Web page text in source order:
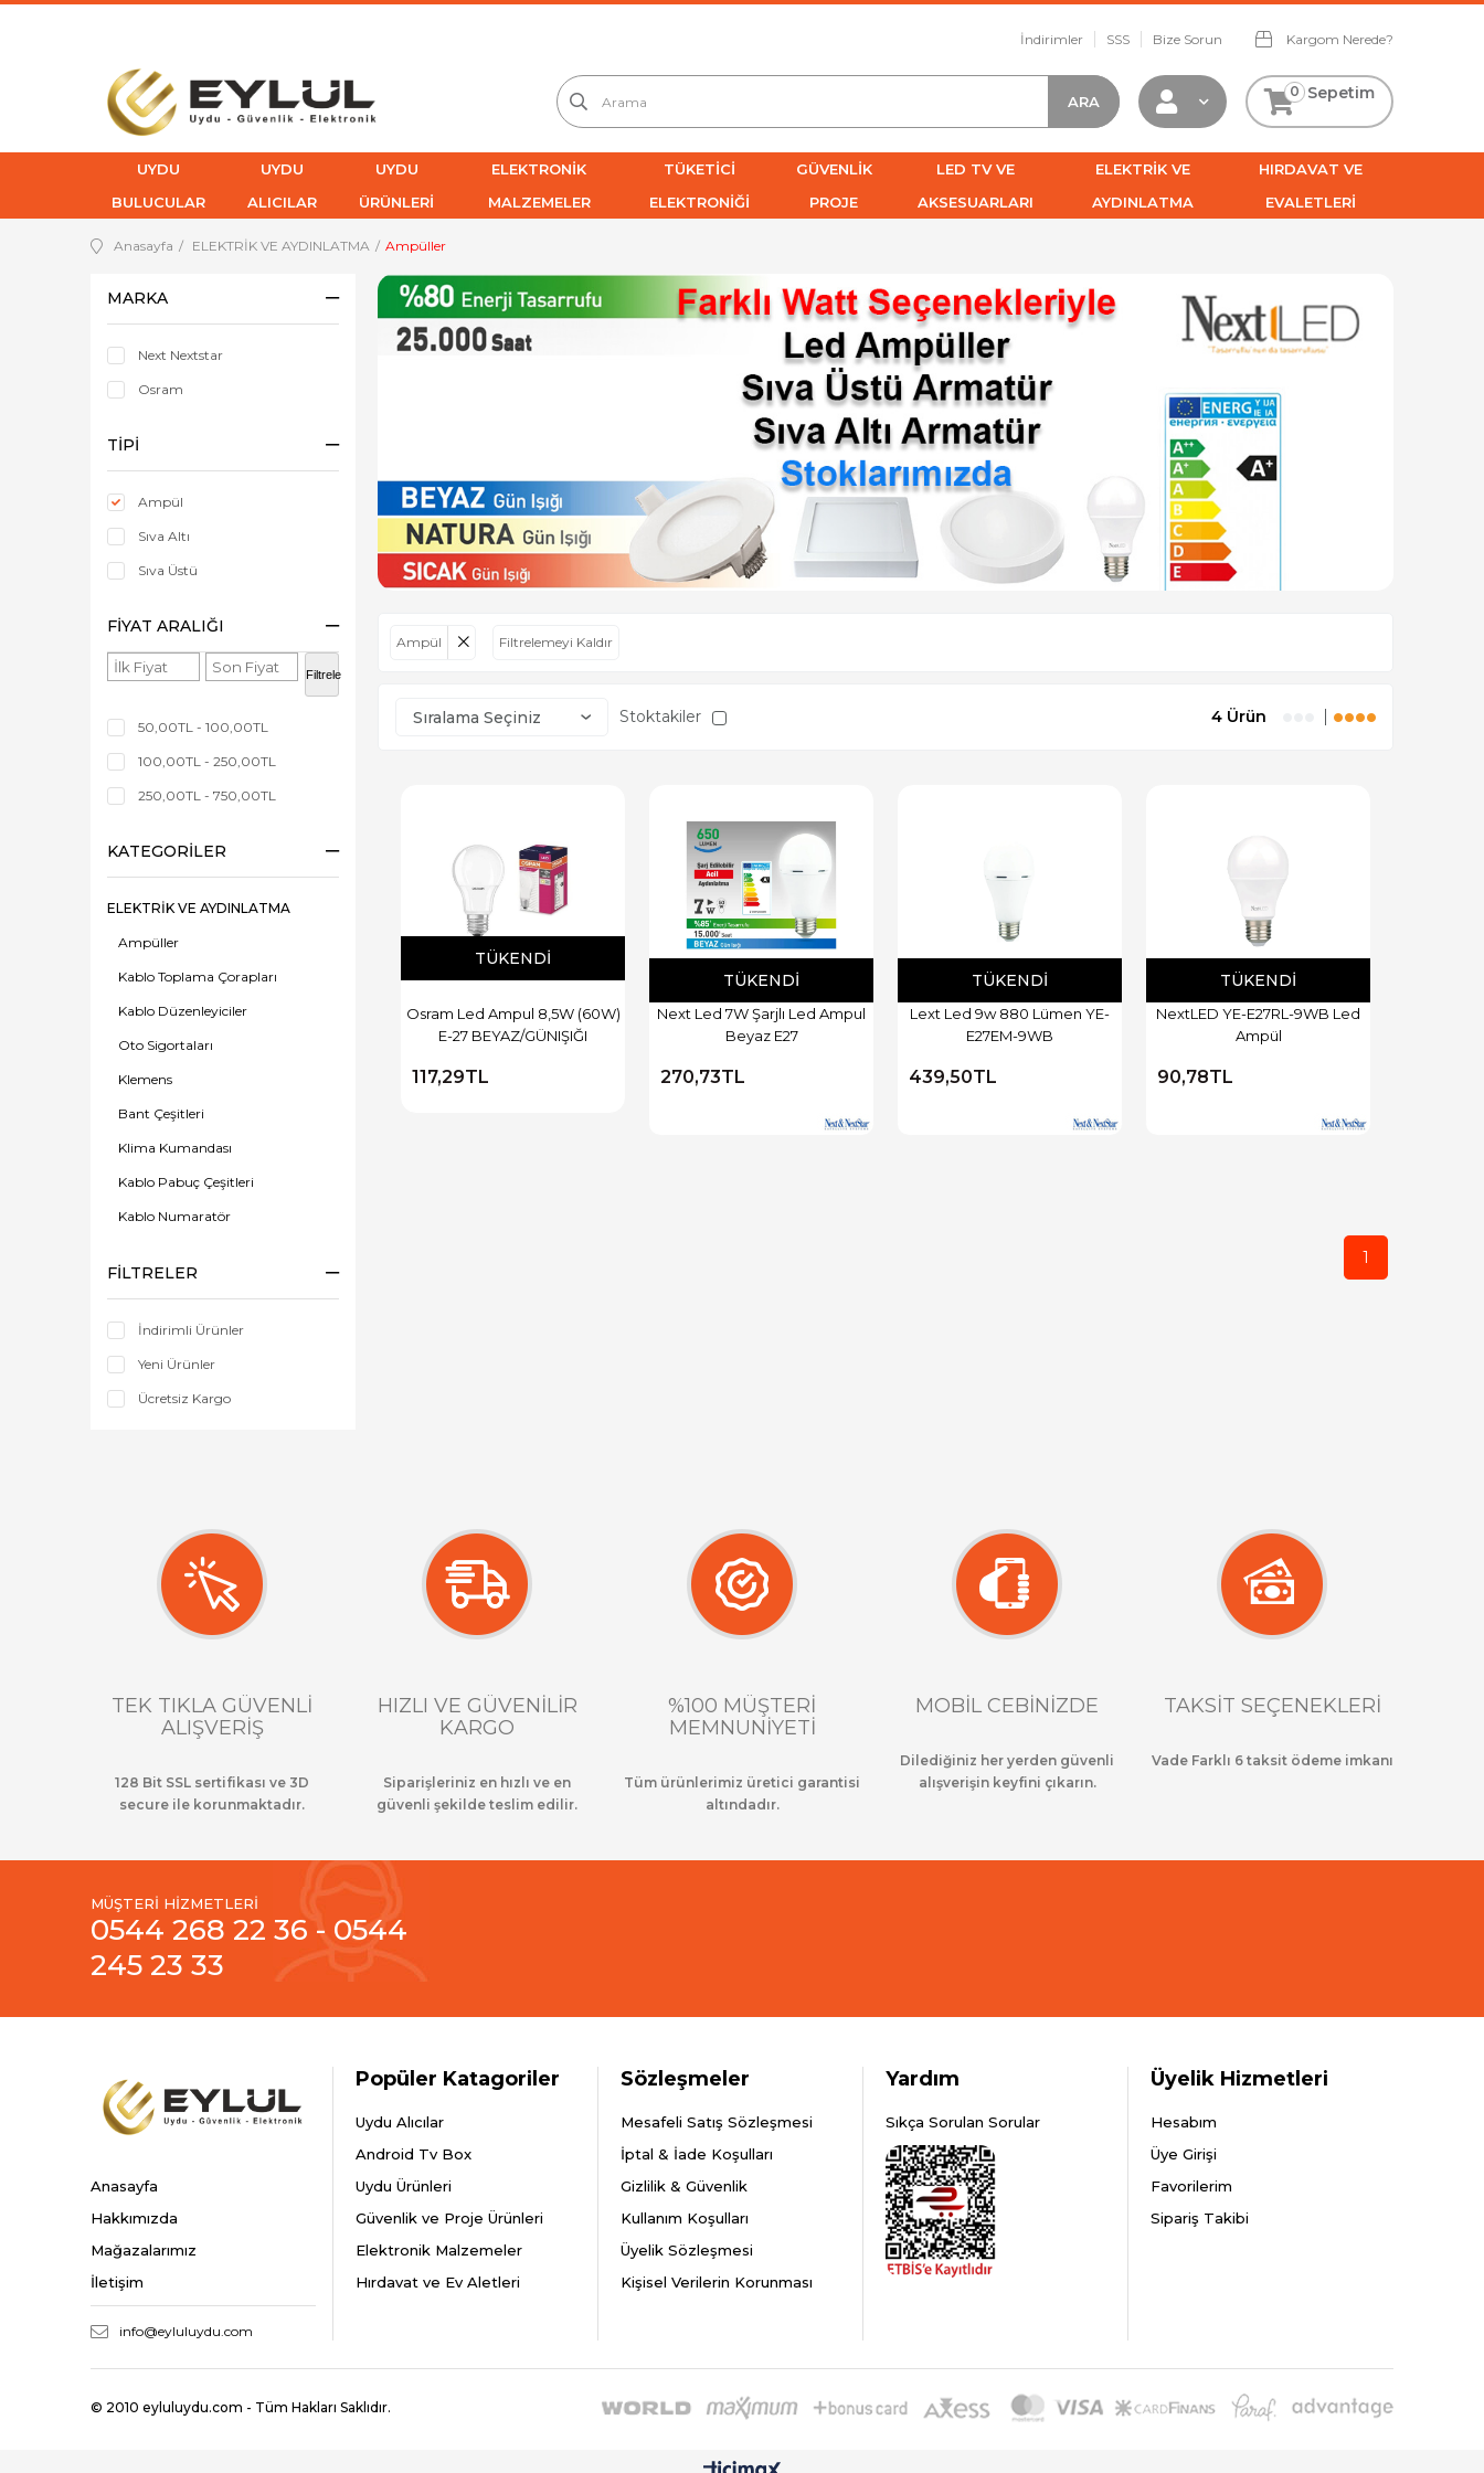
İndirimler SSS Bize Sorun Kargom Nerede?
Sepetim
0
UYDU
BULUCULAR
UYDU
ALICILAR
UYDU
ÜRÜNLERİ
ELEKTRONİK
MALZEMELER
TÜKETİCİ
ELEKTRONİĞİ
GÜVENLİK
PROJE
LED TV VE
AKSESUARLARI
ELEKTRİK VE
AYDINLATMA
HIRDAVAT VE
EVALETLERİ
Anasayfa ELEKTRİK VE AYDINLATMA Ampüller
MARKA
Next Nextstar
Osram
TIPI
Ampül
Sıva Altı
Sıva Üstü
FIYAT ARALIĞI
Filtrele
50,00TL - 100,00TL
100,00TL - 250,00TL
250,00TL - 750,00TL
KATEGORILER
ELEKTRİK VE AYDINLATMA
Ampüller
Kablo Toplama Çorapları
Kablo Düzenleyiciler
Oto Sigortaları
Klemens
Bant Çeşitleri
Klima Kumandası
Kablo Pabuç Çeşitleri
Kablo Numaratör
Grup Priz
Uzatma Kablosu
FILTRELER
İndirimli Ürünler
Yeni Ürünler
Ücretsiz Kargo
Ampül Filtrelemeyi Kaldır
Stoktakiler 4 Ürün
TÜKENDI
Osram Led Ampul 8,5W (60W)
E-27 BEYAZ/GÜNIŞIĞI
117,29TL
TÜKENDI
Next Led 7W Şarjlı Led Ampul
Beyaz E27
270,73TL
TÜKENDI
Lext Led 9w 880 Lümen YE-
E27EM-9WB
439,50TL
TÜKENDI
NextLED YE-E27RL-9WB Led
Ampül
90,78TL
1
TEK TIKLA GÜVENLİ
ALIŞVERİŞ
128 Bit SSL sertifikası ve 3D
secure ile korunmaktadır.
HIZLI VE GÜVENİLİR
KARGO
Siparişleriniz en hızlı ve en
güvenli şekilde teslim edilir.
%100 MÜŞTERİ
MEMNUNİYETİ
Tüm ürünlerimiz üretici garantisi
altındadır.
MOBİL CEBİNİZDE
Dilediğiniz her yerden güvenli
alışverişin keyfini çıkarın.
TAKSİT SEÇENEKLERİ
Vade Farklı 6 taksit ödeme imkanı
MÜŞTERİ HİZMETLERİ
0544 268 22 36 - 0544
245 23 33
Anasayfa
Hakkımızda
Mağazalarımız
İletişim
info@eyluluydu.com
Popüler Katagoriler
Uydu Alıcılar
Android Tv Box
Uydu Ürünleri
Güvenlik ve Proje Ürünleri
Elektronik Malzemeler
Hırdavat ve Ev Aletleri
Sözleşmeler
Mesafeli Satış Sözleşmesi
İptal & İade Koşulları
Gizlilik & Güvenlik
Kullanım Koşulları
Üyelik Sözleşmesi
Kişisel Verilerin Korunması
Yardım
Sıkça Sorulan Sorular
Üyelik Hizmetleri
Hesabım
Üye Girişi
Favorilerim
Sipariş Takibi
© 2010 eyluluydu.com - Tüm Hakları Saklıdır.